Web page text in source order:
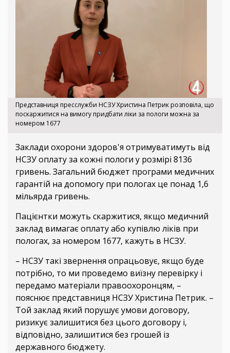
Представниця пресслужби НСЗУ Христина Петрик розповіла, що
поскаржитися на вимогу придбати ліки за пологи можна за
номером 1677
Заклади охорони здоров'я отримуватимуть від
НСЗУ оплату за кожні пологи у розмірі 8136
гривень. Загальний бюджет програми медичних
гарантій на допомогу при пологах це понад 1,6
мільярда гривень.
Пацієнтки можуть скаржитися, якщо медичний
заклад вимагає оплату або купівлю ліків при
пологах, за номером 1677, кажуть в НСЗУ.
– НСЗУ такі звернення опрацьовує, якщо буде
потрібно, то ми проведемо виїзну перевірку і
передамо матеріали правоохоронцям, –
пояснює представниця НСЗУ Христина Петрик. –
Той заклад який порушує умови договору,
ризикує залишитися без цього договору і,
відповідно, залишитися без грошей із
державного бюджету.